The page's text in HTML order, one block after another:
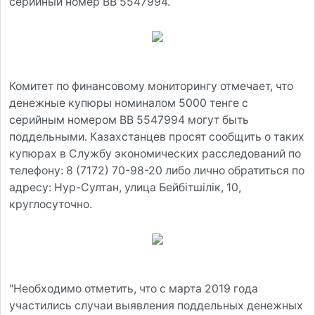
Комитет по финансовому мониторингу отмечает, что
денежные купюры номиналом 5000 тенге с
серийным номером ВВ 5547994 могут быть
поддельными. Казахстанцев просят сообщить о таких
купюрах в Службу экономических расследований по
телефону: 8 (7172) 70-98-20 либо лично обратиться по
адресу: Нур-Султан, улица Бейбітшілік, 10,
круглосуточно.
"Необходимо отметить, что с марта 2019 года
участились случаи выявления поддельных денежных